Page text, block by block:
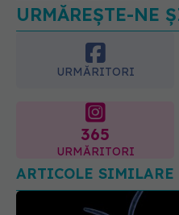
URMĂREȘTE-NE
URMĂRITORI
365
URMĂRITORI
ARTICOLE SIMILARE